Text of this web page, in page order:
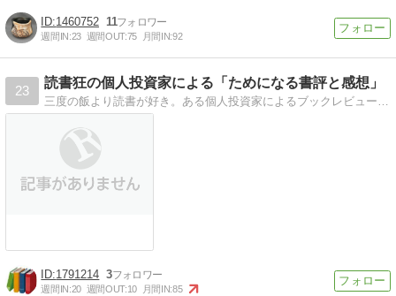
1460752 11
週間IN:23 週間OUT:75 月間IN:92
23
読書狂の個人投資家による「ためになる書評と感想」
三度の飯より読書が好き。ある個人投資家によるブックレビュー。物語、エッセイ、歴史、科学、ビジネス、などあらるるジャンルを網羅。読んで役に立つ書評を目指します。
1791214 3
週間IN:20 週間OUT:10 月間IN:85